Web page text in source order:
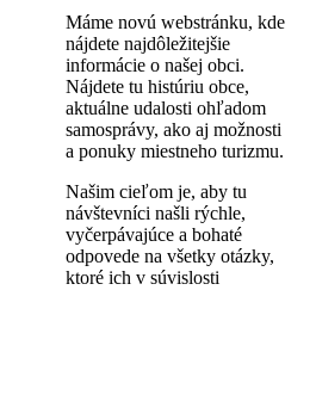
Máme novú webstránku, kde
nájdete najdôležitejšie
informácie o našej obci.
Nájdete tu histúriu obce,
aktuálne udalosti ohľadom
samosprávy, ako aj možnosti
a ponuky miestneho turizmu.
Našim cieľom je, aby tu
návštevníci našli rýchle,
vyčerpávajúce a bohaté
odpovede na všetky otázky,
ktoré ich v súvislosti